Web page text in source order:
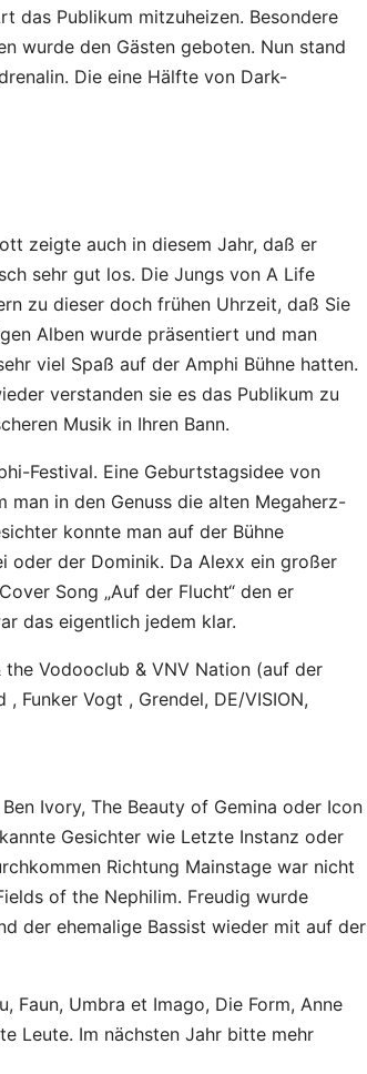
das Publikum mitzuheizen. Besondere
wurde den Gästen geboten. Nun stand
Die eine Hälfte von Dark-
zeigte auch in diesem Jahr, daß er
sehr gut los. Die Jungs von A Life
zu dieser doch frühen Uhrzeit, daß Sie
Alben wurde präsentiert und man
viel Spaß auf der Amphi Bühne hatten.
verstanden sie es das Publikum zu
Musik in Ihren Bann.
Festival. Eine Geburtstagsidee von
man in den Genuss die alten Megaherz-
konnte man auf der Bühne
oder der Dominik. Da Alexx ein großer
Song „Auf der Flucht“ den er
das eigentlich jedem klar.
the Vodooclub & VNV Nation (auf der
Funker Vogt , Grendel, DE/VISION,
Ivory, The Beauty of Gemina oder Icon
Gesichter wie Letzte Instanz oder
Richtung Mainstage war nicht
of the Nephilim. Freudig wurde
der ehemalige Bassist wieder mit auf der
Faun, Umbra et Imago, Die Form, Anne
Leute. Im nächsten Jahr bitte mehr